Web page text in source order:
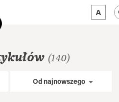
(140)
Od najnowszego